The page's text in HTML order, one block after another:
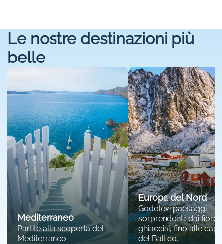
Le nostre destinazioni più
belle
Mediterraneo
Partite alla scoperta del
Mediterraneo.
Europa del Nord
Godetevi paesaggi
sorprendenti: dai fiordi
ghiacciai, fino alle
del Baltico.